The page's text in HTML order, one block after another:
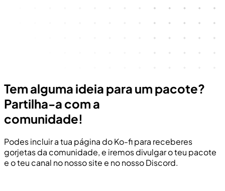
Tem alguma ideia para um pacote?
Partilha-a com a
comunidade!
Podes incluir a tua página do Ko-fi para receberes
gorjetas da comunidade, e iremos divulgar o teu pacote
e o teu canal no nosso site e no nosso Discord.